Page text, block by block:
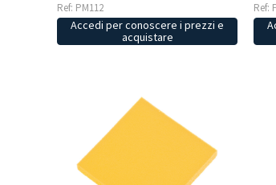
Ref: PM112
Accedi per conoscere i prezzi e
acquistare
Ref: